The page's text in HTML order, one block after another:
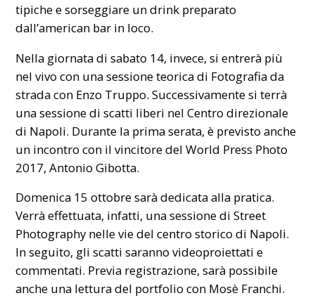
tipiche e sorseggiare un drink preparato
dall’american bar in loco.
Nella giornata di sabato 14, invece, si entrerà più
nel vivo con una sessione teorica di Fotografia da
strada con Enzo Truppo. Successivamente si terrà
una sessione di scatti liberi nel Centro direzionale
di Napoli. Durante la prima serata, è previsto anche
un incontro con il vincitore del World Press Photo
2017, Antonio Gibotta.
Domenica 15 ottobre sarà dedicata alla pratica.
Verrà effettuata, infatti, una sessione di Street
Photography nelle vie del centro storico di Napoli.
In seguito, gli scatti saranno videoproiettati e
commentati. Previa registrazione, sarà possibile
anche una lettura del portfolio con Mosè Franchi.